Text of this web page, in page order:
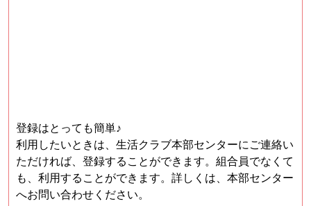
登録はとっても簡単♪
利用したいときは、生活クラブ本部センターにご連絡い
ただければ、登録することができます。組合員でなくて
も、利用することができます。詳しくは、本部センター
へお問い合わせください。